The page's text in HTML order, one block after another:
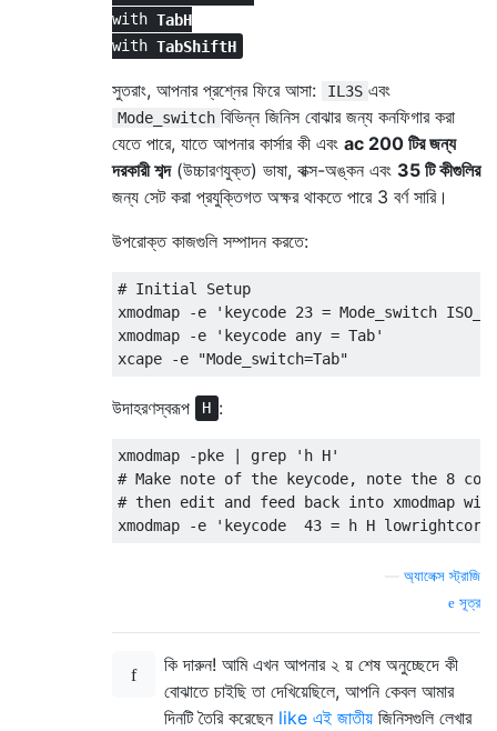
with TabH
with TabShiftH
সুতরাং, আপনার প্রশ্নের ফিরে আসা: IL3S এবং
Mode_switch বিভিন্ন জিনিস বোঝার জন্য কনফিগার করা
যেতে পারে, যাতে আপনার কার্সার কী এবং ac 200 টির জন্য
দরকারী শব্দ(উচ্চারণযুক্ত) ভাষা, বাক্স-অঙ্কন এবং 35 টি কীগুলির
জন্য সেট করা প্রযুক্তিগত অক্ষর থাকতে পারে 3 বর্ণ সারি।
উপরোক্ত কাজগুলি সম্পাদন করতে:
# Initial Setup
xmodmap -e 'keycode 23 = Mode_switch
xmodmap -e 'keycode any = Tab'
উদাহরণস্বরূপ H :
xmodmap -pke | grep 'h H'
# Make note of the keycode, note the 8
# then edit and feed back into xmodmap
অ্যালেক্স স্ট্রাজি
সূত্র
কি দারুন! আমি এখন আপনার ২ য় শেষ অনুচ্ছেদে কী
বোঝাতে চাইছি তা দেখিয়েছিলে, আপনি কেবল আমার
দিনটি তৈরি করেছেন like এই জাতীয় জিনিসগুলি লেখার